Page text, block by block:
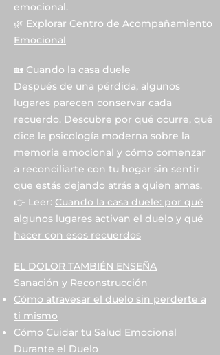
emocional.
🌿 Explorar Centro de Acompañamiento
Emocional
🏡 Cuando la casa duele
Después de una pérdida, algunos
lugares parecen conservar cada
recuerdo. Descubre por qué ocurre, qué
dice la psicología moderna sobre la
memoria emocional y cómo comenzar
a reconciliarte con tu hogar sin sentir
que estás dejando atrás a quien amas.
👉 Leer: Cuando la casa duele: por qué
algunos lugares activan el duelo y qué
hacer con esos recuerdos
EL DOLOR TAMBIÉN ENSEÑA
Sanación y Reconstrucción
Cómo atravesar el duelo sin perderte a
ti mismo
Cómo Cuidar tu Salud Emocional
Durante el Duelo